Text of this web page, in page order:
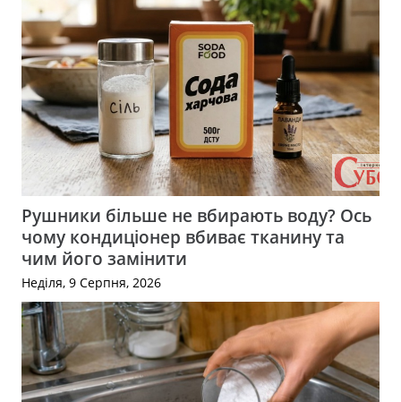
Рушники більше не вбирають воду? Ось
чому кондиціонер вбиває тканину та
чим його замінити
Неділя, 9 Серпня, 2026